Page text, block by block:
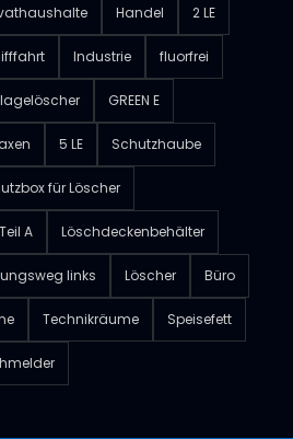
Handel 2 LE
Industrie fluorfrei
GREEN E
5 LE Schutzhaube
für Löscher
A Löschdeckenbehälter
links Löscher Büro
Technikräume Speisefett